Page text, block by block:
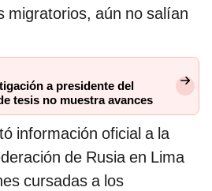
migratorios, aún no salían
a presidente del
tesis no muestra avances
información oficial a la
de Rusia en Lima
cursadas a los